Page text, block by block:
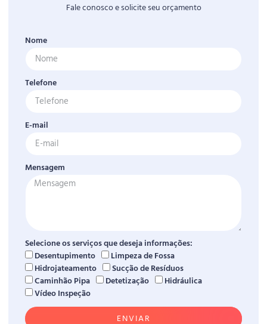
Fale conosco e solicite seu orçamento
Nome
Telefone
E-mail
Mensagem
Selecione os serviços que deseja informações:
Desentupimento
Limpeza de Fossa
Hidrojateamento
Sucção de Resíduos
Caminhão Pipa
Detetização
Hidráulica
Vídeo Inspeção
ENVIAR